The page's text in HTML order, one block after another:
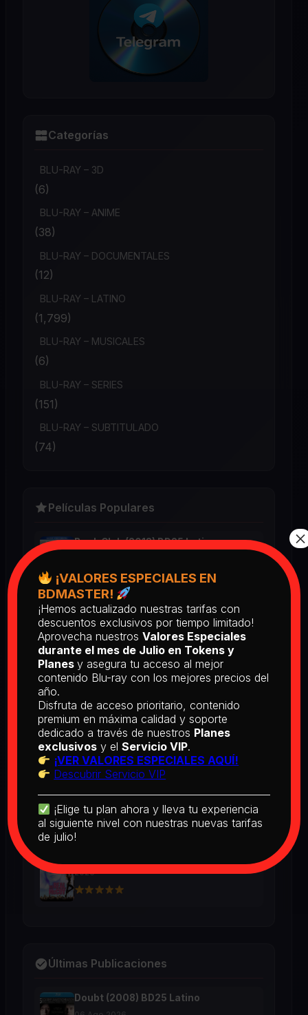
Categorías
BLU-RAY – 3D
(6)
BLU-RAY – ANIME
(38)
BLU-RAY – DOCUMENTALES
(12)
BLU-RAY – LATINO
(1,799)
BLU-RAY – MUSICALES
(6)
BLU-RAY – SERIES
(151)
BLU-RAY – SUBTITULADO
(74)
Películas Populares
Book Club (2018) BD25 Latino
Return of the Living Dead: Part II
(1988) BD25 Latino
2025
Earth [Criterion Collection] (1976)
BD25 Subtitulado
2026
[PEDIDO] Boogie Nights (1997) BD25
2026
2026
Últimas Publicaciones
Doubt (2008) BD25 Latino
¡VALORES ESPECIALES EN
BDMASTER!
¡Hemos actualizado nuestras tarifas con
descuentos exclusivos por tiempo limitado!
Aprovecha nuestros Valores Especiales
durante el mes de Julio en Tokens y
Planes y asegura tu acceso al mejor
contenido Blu-ray con los mejores precios del
año.
Disfruta de acceso prioritario, contenido
premium en máxima calidad y soporte
dedicado a través de nuestros Planes
exclusivos y el Servicio VIP.
¡VER VALORES ESPECIALES AQUÍ!
Descubrir Servicio VIP
¡Elige tu plan ahora y lleva tu experiencia
al siguiente nivel con nuestras nuevas tarifas
de julio!
×